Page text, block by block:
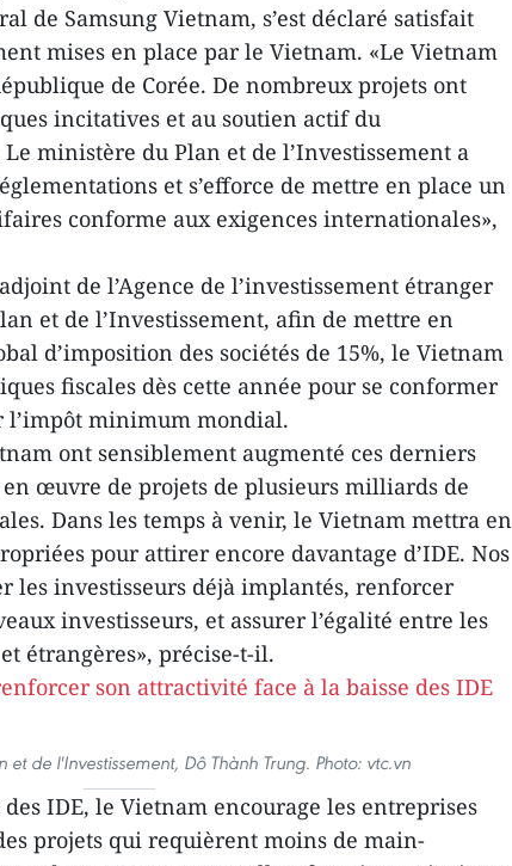
de Samsung Vietnam, s’est déclaré satisfait
mises en place par le Vietnam. «Le Vietnam
de Corée. De nombreux projets ont
incitatives et au soutien actif du
ministère du Plan et de l’Investissement a
et s’efforce de mettre en place un
conforme aux exigences internationales»,
de l’Agence de l’investissement étranger
et de l’Investissement, afin de mettre en
d’imposition des sociétés de 15%, le Vietnam
fiscales dès cette année pour se conformer
l’impôt minimum mondial.
ont sensiblement augmenté ces derniers
en œuvre de projets de plusieurs milliards de
Dans les temps à venir, le Vietnam mettra en
pour attirer encore davantage d’IDE. Nos
les investisseurs déjà implantés, renforcer
investisseurs, et assurer l’égalité entre les
étrangères», précise-t-il.
et de l'Investissement, Dô Thành Trung. Photo: vtc.vn
IDE, le Vietnam encourage les entreprises
projets qui requièrent moins de main-